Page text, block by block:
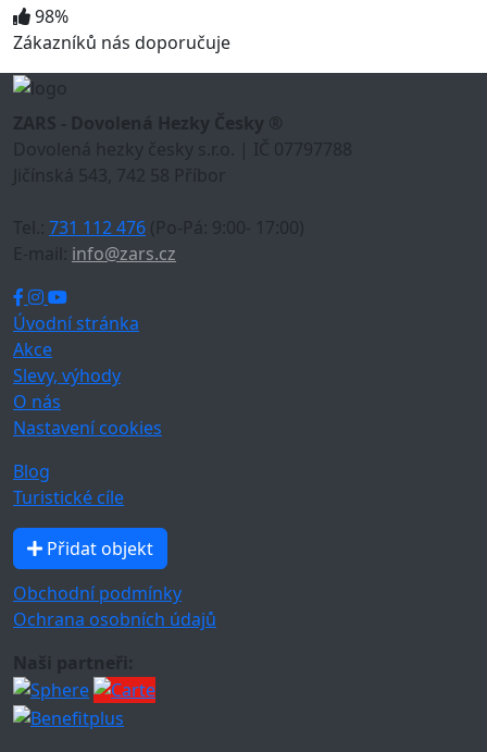
98%
Zákazníků nás doporučuje
ZARS - Dovolená Hezky Česky ®
Dovolená hezky česky s.r.o. | IČ 07797788
Jičínská 543, 742 58 Příbor
Tel.: 731 112 476 (Po-Pá: 9:00- 17:00)
E-mail: info@zars.cz
Úvodní stránka
Akce
Slevy, výhody
O nás
Nastavení cookies
Blog
Turistické cíle
Přidat objekt
Obchodní podmínky
Ochrana osobních údajů
Naši partneři: